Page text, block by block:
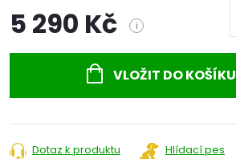
5 290 Kč i
VLOŽIT DO KOŠÍKU
Dotaz k produktu Hlídací pes